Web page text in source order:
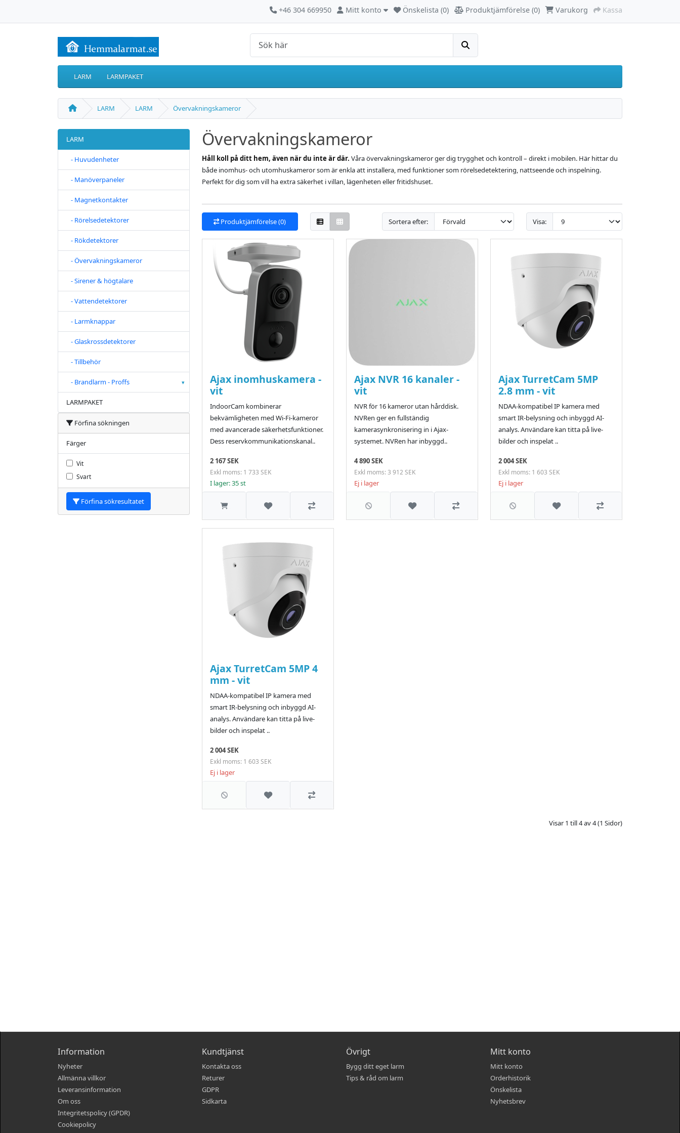
Kontakta oss
+46 304 669950 Mitt konto
Mitt konto Önskelista (0) Produktjämförelse (0) Varukorg Kassa
Sök
LARM LARMPAKET
LARM LARM Övervakningskameror
LARM
- Huvudenheter
- Manöverpaneler
- Magnetkontakter
- Rörelsedetektorer
- Rökdetektorer
- Övervakningskameror
- Sirener & högtalare
- Vattendetektorer
- Larmknappar
- Glaskrossdetektorer
- Tillbehör
- Brandlarm - Proffs ▾
LARMPAKET
Förfina sökningen
Färger
Vit
Svart
Förfina sökresultatet
Övervakningskameror
Håll koll på ditt hem, även när du inte är där. Våra övervakningskameror ger dig trygghet och kontroll – direkt i mobilen. Här hittar du
både inomhus- och utomhuskameror som är enkla att installera, med funktioner som rörelsedetektering, nattseende och inspelning.
Perfekt för dig som vill ha extra säkerhet i villan, lägenheten eller fritidshuset.
Produktjämförelse (0) Sortera efter: Visa:
Ajax inomhuskamera -
vit
IndoorCam kombinerar
bekvämligheten med Wi-Fi-kameror
med avancerade säkerhetsfunktioner.
Dess reservkommunikationskanal..
2 167 SEK
Exkl moms: 1 733 SEK
I lager: 35 st
Lägg till i önskelistan
Jämför
Ajax NVR 16 kanaler -
vit
NVR för 16 kameror utan hårddisk.
NVRen ger en fullständig
kamerasynkronisering in i Ajax-
systemet. NVRen har inbyggd..
4 890 SEK
Exkl moms: 3 912 SEK
Ej i lager
Lägg till i önskelistan
Jämför
Ajax TurretCam 5MP
2.8 mm - vit
NDAA-kompatibel IP kamera med
smart IR-belysning och inbyggd AI-
analys. Användare kan titta på live-
bilder och inspelat ..
2 004 SEK
Exkl moms: 1 603 SEK
Ej i lager
Lägg till i önskelistan
Jämför
Ajax TurretCam 5MP 4
mm - vit
NDAA-kompatibel IP kamera med
smart IR-belysning och inbyggd AI-
analys. Användare kan titta på live-
bilder och inspelat ..
2 004 SEK
Exkl moms: 1 603 SEK
Ej i lager
Lägg till i önskelistan
Jämför
Visar 1 till 4 av 4 (1 Sidor)
Information
Nyheter
Allmänna villkor
Leveransinformation
Om oss
Integritetspolicy (GPDR)
Cookiepolicy
Kundtjänst
Kontakta oss
Returer
GDPR
Sidkarta
Övrigt
Bygg ditt eget larm
Tips & råd om larm
Mitt konto
Mitt konto
Orderhistorik
Önskelista
Nyhetsbrev